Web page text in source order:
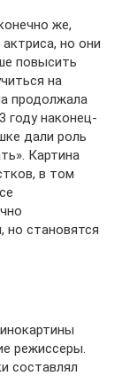
же,
но они
повысить
на
продолжала
году наконец-
дали роль
Картина
в том
но становятся
режиссеры.
составлял